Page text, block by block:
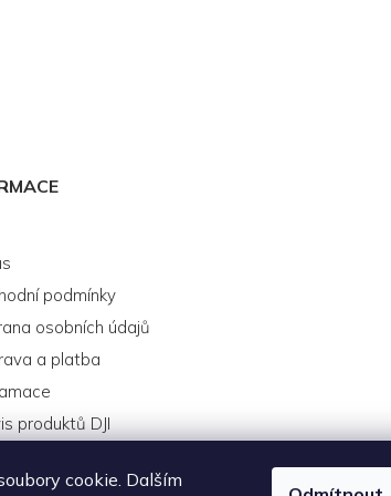
cookie. Dalším
podmínky
osobních údajů
a platba
produktů DJI